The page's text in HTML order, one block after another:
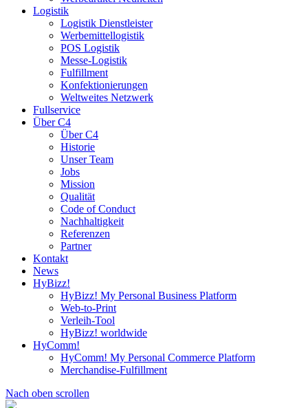
Logistik
Logistik Dienstleister
Werbemittellogistik
POS Logistik
Messe-Logistik
Fulfillment
Konfektionierungen
Weltweites Netzwerk
Fullservice
Über C4
Über C4
Historie
Unser Team
Jobs
Mission
Qualität
Code of Conduct
Nachhaltigkeit
Referenzen
Partner
Kontakt
News
HyBizz!
HyBizz! My Personal Business Platform
Web-to-Print
Verleih-Tool
HyBizz! worldwide
HyComm!
HyComm! My Personal Commerce Platform
Merchandise-Fulfillment
Nach oben scrollen